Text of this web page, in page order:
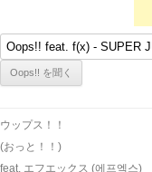
ウップス！！
(おっと！！)
feat. エフエックス (에프엑스)